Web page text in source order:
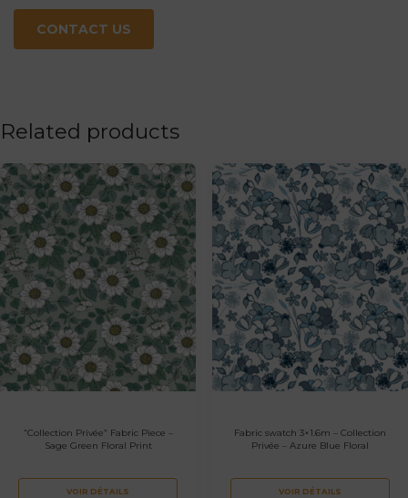
CONTACT US
Related products
“Collection Privée” Fabric Piece –
Sage Green Floral Print
VOIR DÉTAILS
Fabric swatch 3×1.6m – Collection
Privée – Azure Blue Floral
VOIR DÉTAILS